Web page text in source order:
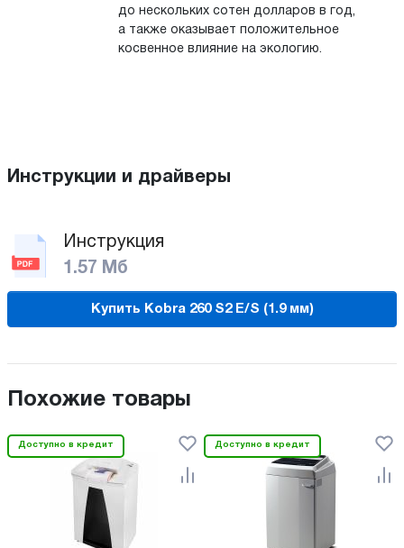
до нескольких сотен долларов в год,
а также оказывает положительное
косвенное влияние на экологию.
Инструкции и драйверы
Инструкция
1.57 Мб
Купить Kobra 260 S2 E/S (1.9 мм)
Похожие товары
Доступно в кредит Доступно в кредит